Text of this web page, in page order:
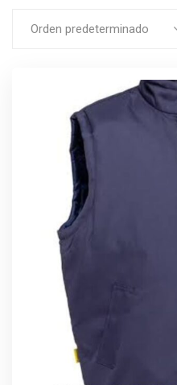
Orden predeterminado